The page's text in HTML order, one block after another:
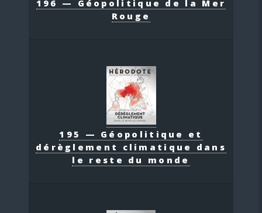
196 — Géopolitique de la Mer
Rouge
195 — Géopolitique et
dérèglement climatique dans
le reste du monde